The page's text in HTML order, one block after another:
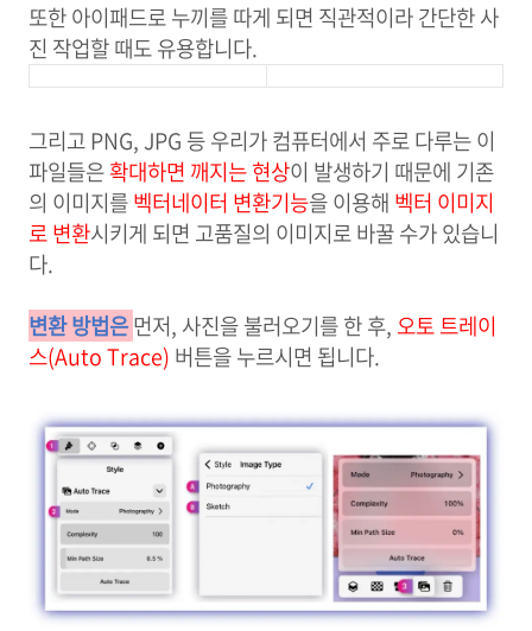
또한 아이패드로 누끼를 따게 되면 직관적이라 간단한 사
진 작업할 때도 유용합니다.
그리고 PNG, JPG 등 우리가 컴퓨터에서 주로 다루는 이
파일들은확대하면 깨지는 현상이 발생하기 때문에 기존
의 이미지를벡터네이터 변환기능을 이용해 벡터 이미지
로 변환시키게 되면 고품질의 이미지로 바꿀 수가 있습니
다.
변환 방법은먼저, 사진을 불러오기를 한 후, 오토 트레이
스(Auto Trace) 버튼을 누르시면 됩니다.